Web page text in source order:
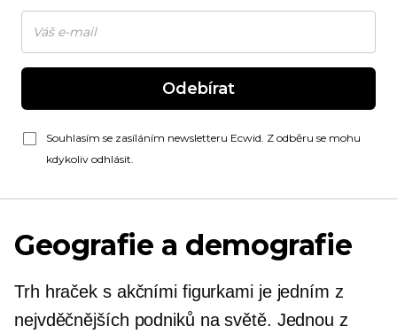
Odebírat
Souhlasím se zasíláním newsletteru Ecwid. Z odběru se mohu
kdykoliv odhlásit.
Geografie a demografie
Trh hraček s akčními figurkami je jedním z
nejvděčnějších podniků na světě. Jednou z